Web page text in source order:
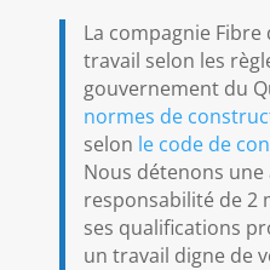
La compagnie
travail selon les
gouvernement du
normes de
selon le code de
Nous détenons une
responsabilité de
ses qualifications
un travail digne de